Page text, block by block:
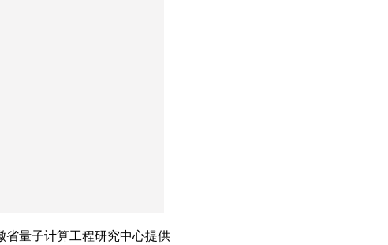
省量子计算工程研究中心提供